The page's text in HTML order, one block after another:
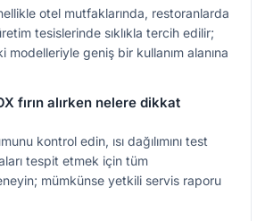
otel mutfaklarında, restoranlarda
tesislerinde sıklıkla tercih edilir;
modelleriyle geniş bir kullanım alanına
fırın alırken nelere dikkat
kontrol edin, ısı dağılımını test
tespit etmek için tüm
mümkünse yetkili servis raporu